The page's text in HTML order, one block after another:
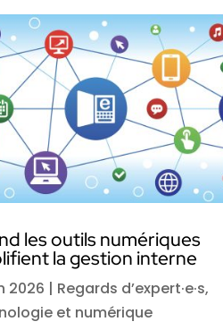
les outils numériques
la gestion interne
2026 | Regards d’expert·e·s,
et numérique